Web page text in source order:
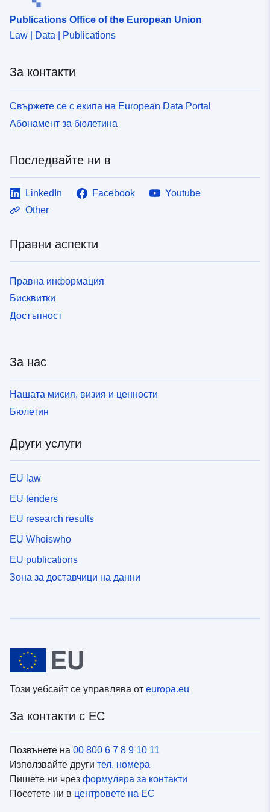
Publications Office of the European Union
Law | Data | Publications
За контакти
Свържете се с екипа на European Data Portal
Абонамент за бюлетина
Последвайте ни в
LinkedIn Facebook
Youtube
Other
Правни аспекти
Правна информация
Бисквитки
Достъпност
За нас
Нашата мисия, визия и ценности
Бюлетин
Други услуги
EU law
EU tenders
EU research results
EU Whoiswho
EU publications
Зона за доставчици на данни
Този уебсайт се управлява от europa.eu
За контакти с ЕС
Позвънете на 00 800 6 7 8 9 10 11
Използвайте други тел. номера
Пишете ни чрез формуляра за контакти
Посетете ни в центровете на ЕС